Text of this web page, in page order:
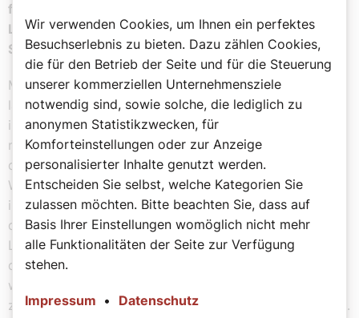
für die Seele“. Haben auch Sie für die Leserinnen und
Leser des SONNTAG ein sommerliches Wort für die
Seele?
Mein Wort für den Sommer und für den Urlaub ist das
lateinische Wort „Rekreation“, ein altes Wort für Freizeit
in den Klöstern. Ordensgemeinschaften haben meistens
nach dem Mittagessen Rekreation, Erholungszeit. In
diesem schönen alten Wort für Erholung steckt das
Wort „Creatio“, „Schöpfung“. Ich wünsche allen, die jetzt
im Sommer Urlaub haben, dass diese Zeit auch hilft, mit
dem Kreator, mit dem Schöpfer, mit dem Grundton des
Lebens wieder in Verbindung zu kommen. Aufzutanken,
die Seele baumeln zu lassen und dann rekreiert, also
wie neu geboren, mit neuer Kraft aus dem Urlaub
zurückzukommen und wieder einzusteigen in den Alltag.
Wir verwenden Cookies, um Ihnen ein perfektes
Besuchserlebnis zu bieten. Dazu zählen Cookies,
die für den Betrieb der Seite und für die Steuerung
unserer kommerziellen Unternehmensziele
notwendig sind, sowie solche, die lediglich zu
anonymen Statistikzwecken, für
Komforteinstellungen oder zur Anzeige
personalisierter Inhalte genutzt werden.
Entscheiden Sie selbst, welche Kategorien Sie
zulassen möchten. Bitte beachten Sie, dass auf
Basis Ihrer Einstellungen womöglich nicht mehr
alle Funktionalitäten der Seite zur Verfügung
stehen.
Impressum • Datenschutz